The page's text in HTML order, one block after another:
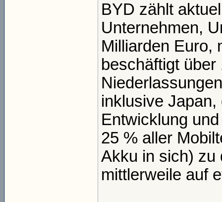
BYD zählt
Unternehmen,
Milliarden Euro,
beschäftigt
inklusive
Entwicklung
25 % aller
Akku in sich) zu
mittlerweile auf